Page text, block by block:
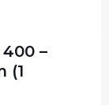
–
(1